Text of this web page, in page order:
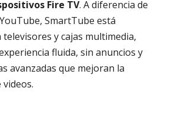
Fire TV. A diferencia de
SmartTube está
y cajas multimedia,
fluida, sin anuncios y
avanzadas que mejoran la